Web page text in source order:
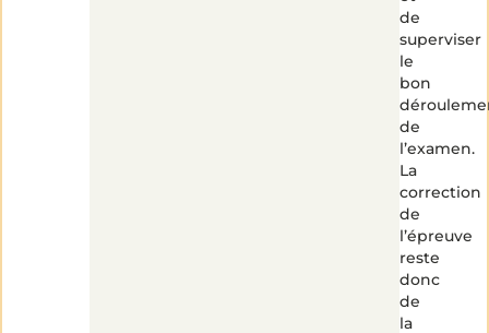
de
superviser
le
bon
de
l’examen.
La
correction
de
l’épreuve
reste
donc
de
la